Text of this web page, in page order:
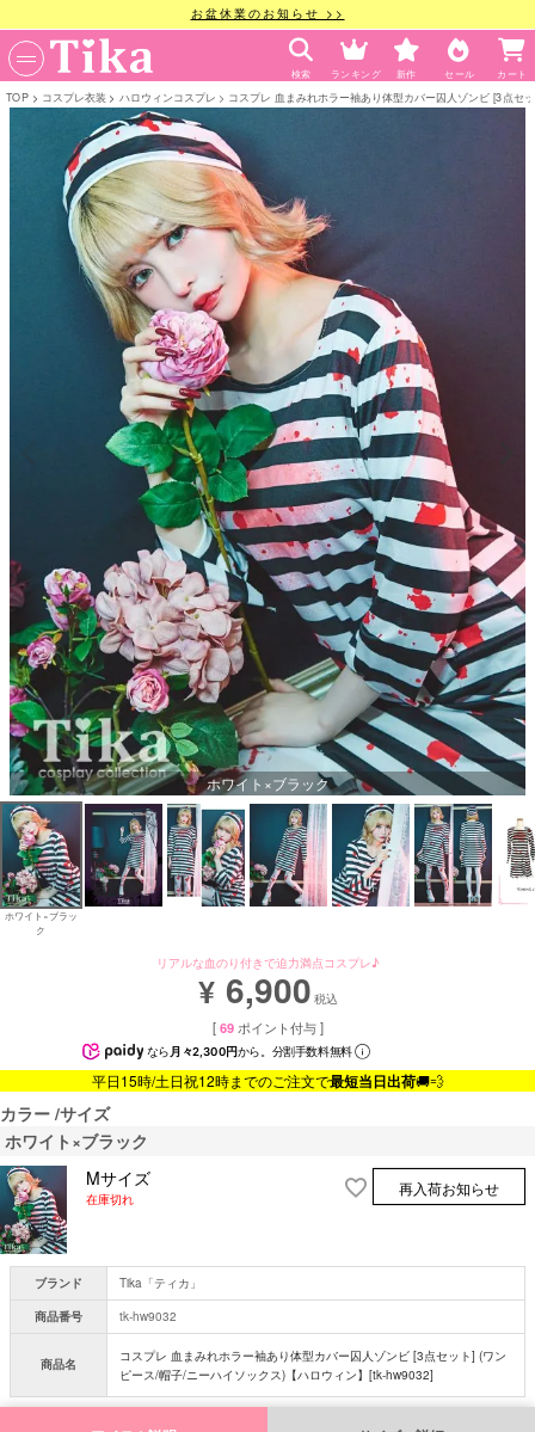
お盆休業のお知らせ >>
検索 ランキング 新作 セール カート
TOP コスプレ衣装 ハロウィンコスプレ コスプレ 血まみれホラー袖あり体型カバー囚人ゾンビ [3点セ
ホワイト×ブラック
ホワイト×ブラッ
ク
リアルな血のり付きで迫力満点コスプレ♪
¥ 6,900 税込
[ 69 ポイント付与 ]
なら月々2,300円から。分割手数料無料
平日15時/土日祝12時までのご注文で最短当日出荷🚚💨
カラー サイズ
ホワイト×ブラック
Mサイズ
在庫切れ
再入荷お知らせ
ブランド
Tika「ティカ」
商品番号
tk-hw9032
商品名
コスプレ 血まみれホラー袖あり体型カバー囚人ゾンビ [3点セット] (ワン
ピース/帽子/ニーハイソックス)【ハロウィン】[tk-hw9032]